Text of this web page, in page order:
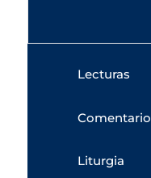
Lecturas
Comentario
Liturgia